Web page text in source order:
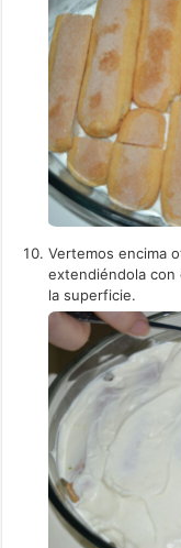
Vertemos encima
extendiéndola con
la superficie.